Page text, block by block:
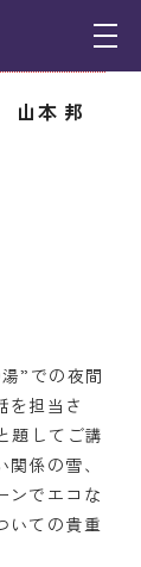
山本 邦
”での夜間
を担当さ
題してご講
係の雪、
ンでエコな
いての貴重